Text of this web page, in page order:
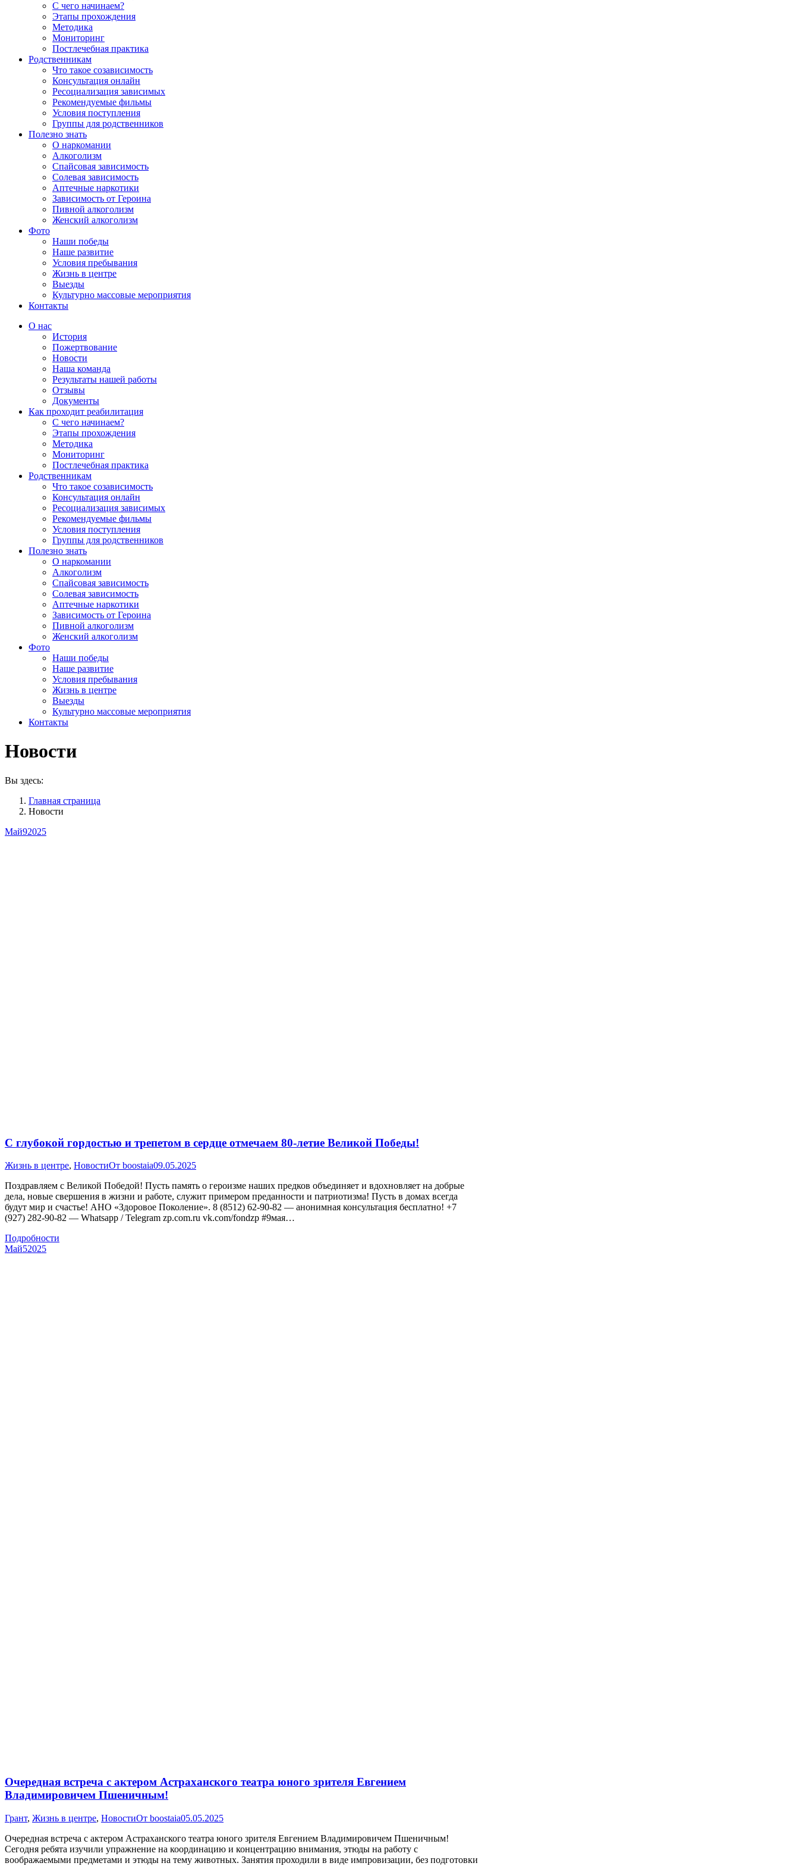
С чего начинаем?
Этапы прохождения
Методика
Мониторинг
Постлечебная практика
Родственникам
Что такое созависимость
Консультация онлайн
Ресоциализация зависимых
Рекомендуемые фильмы
Условия поступления
Группы для родственников
Полезно знать
О наркомании
Алкоголизм
Спайсовая зависимость
Солевая зависимость
Аптечные наркотики
Зависимость от Героина
Пивной алкоголизм
Женский алкоголизм
Фото
Наши победы
Наше развитие
Условия пребывания
Жизнь в центре
Выезды
Культурно массовые мероприятия
Контакты
Страница
открывается
Страница
открывается
Страница
открывается
Страница
открывается
О нас
История
Пожертвование
Новости
Наша команда
Результаты нашей работы
Отзывы
Документы
Как проходит реабилитация
С чего начинаем?
Этапы прохождения
Методика
Мониторинг
Постлечебная практика
Родственникам
Что такое созависимость
Консультация онлайн
Ресоциализация зависимых
Рекомендуемые фильмы
Условия поступления
Группы для родственников
Полезно знать
О наркомании
Алкоголизм
Спайсовая зависимость
Солевая зависимость
Аптечные наркотики
Зависимость от Героина
Пивной алкоголизм
Женский алкоголизм
Фото
Наши победы
Наше развитие
Условия пребывания
Жизнь в центре
Выезды
Культурно массовые мероприятия
Контакты
Новости
Вы здесь:
Главная страница
Новости
Май92025
С глубокой гордостью и трепетом в сердце отмечаем 80-летие Великой Победы!
Жизнь в центре, НовостиОт boostaia09.05.2025
Поздравляем с Великой Победой! Пусть память о героизме наших предков объединяет и вдохновляет на добрые
дела, новые свершения в жизни и работе, служит примером преданности и патриотизма! Пусть в домах всегда
будут мир и счастье! АНО «Здоровое Поколение». 8 (8512) 62-90-82 — анонимная консультация бесплатно! +7
(927) 282-90-82 — Whatsapp / Telegram zp.com.ru vk.com/fondzp #9мая…
Подробности
Май52025
Очередная встреча с актером Астраханского театра юного зрителя Евгением
Владимировичем Пшеничным!
Грант, Жизнь в центре, НовостиОт boostaia05.05.2025
Очередная встреча с актером Астраханского театра юного зрителя Евгением Владимировичем Пшеничным!
Сегодня ребята изучили упражнение на координацию и концентрацию внимания, этюды на работу с
воображаемыми предметами и этюды на тему животных. Занятия проходили в виде импровизации, без подготовки